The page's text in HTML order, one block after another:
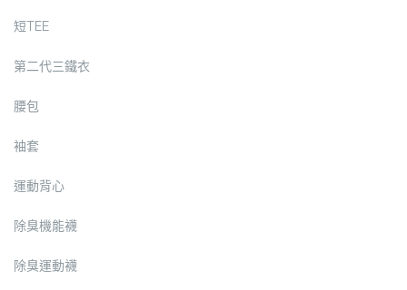
短TEE
第二代三鐵衣
腰包
袖套
運動背心
除臭機能襪
除臭運動襪